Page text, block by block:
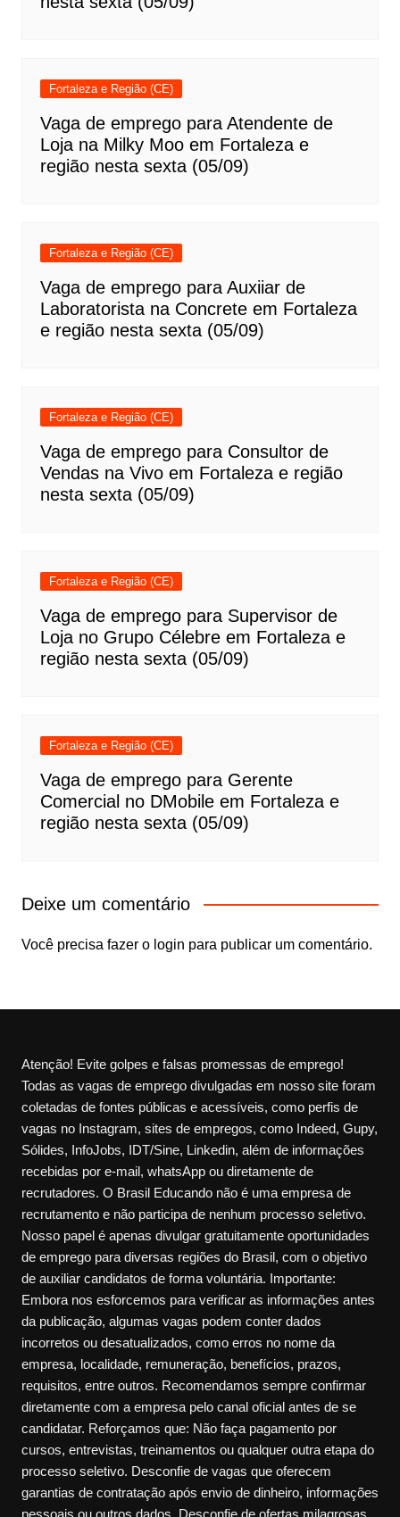
Fortaleza e Região (CE)
Vaga de emprego para Atendente de
Loja na Milky Moo em Fortaleza e
região nesta sexta (05/09)
Fortaleza e Região (CE)
Vaga de emprego para Auxiiar de
Laboratorista na Concrete em Fortaleza
e região nesta sexta (05/09)
Fortaleza e Região (CE)
Vaga de emprego para Consultor de
Vendas na Vivo em Fortaleza e região
nesta sexta (05/09)
Fortaleza e Região (CE)
Vaga de emprego para Supervisor de
Loja no Grupo Célebre em Fortaleza e
região nesta sexta (05/09)
Fortaleza e Região (CE)
Vaga de emprego para Gerente
Comercial no DMobile em Fortaleza e
região nesta sexta (05/09)
Deixe um comentário
Você precisa fazer o login para publicar um comentário.
Atenção! Evite golpes e falsas promessas de emprego!
Todas as vagas de emprego divulgadas em nosso site foram
coletadas de fontes públicas e acessíveis, como perfis de
vagas no Instagram, sites de empregos, como Indeed, Gupy,
Sólides, InfoJobs, IDT/Sine, Linkedin, além de informações
recebidas por e-mail, whatsApp ou diretamente de
recrutadores. O Brasil Educando não é uma empresa de
recrutamento e não participa de nenhum processo seletivo.
Nosso papel é apenas divulgar gratuitamente oportunidades
de emprego para diversas regiões do Brasil, com o objetivo
de auxiliar candidatos de forma voluntária. Importante:
Embora nos esforcemos para verificar as informações antes
da publicação, algumas vagas podem conter dados
incorretos ou desatualizados, como erros no nome da
empresa, localidade, remuneração, benefícios, prazos,
requisitos, entre outros. Recomendamos sempre confirmar
diretamente com a empresa pelo canal oficial antes de se
candidatar. Reforçamos que: Não faça pagamento por
cursos, entrevistas, treinamentos ou qualquer outra etapa do
processo seletivo. Desconfie de vagas que oferecem
garantias de contratação após envio de dinheiro, informações